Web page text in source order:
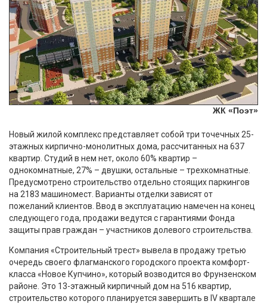
ЖК «Поэт»
Новый жилой комплекс представляет собой три точечных 25-
этажных кирпично-монолитных дома, рассчитанных на 637
квартир. Студий в нем нет, около 60% квартир –
однокомнатные, 27% – двушки, остальные – трехкомнатные.
Предусмотрено строительство отдельно стоящих паркингов
на 2183 машиномест. Варианты отделки зависят от
пожеланий клиентов. Ввод в эксплуатацию намечен на конец
следующего года, продажи ведутся с гарантиями Фонда
защиты прав граждан – участников долевого строительства.
Компания «Строительный трест» вывела в продажу третью
очередь своего флагманского городского проекта комфорт-
класса «Новое Купчино», который возводится во Фрунзенском
районе. Это 13-этажный кирпичный дом на 516 квартир,
строительство которого планируется завершить в IV квартале